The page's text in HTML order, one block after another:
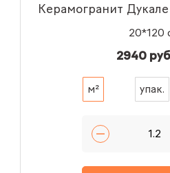
Керамогранит
20*120
2940
м² упак.